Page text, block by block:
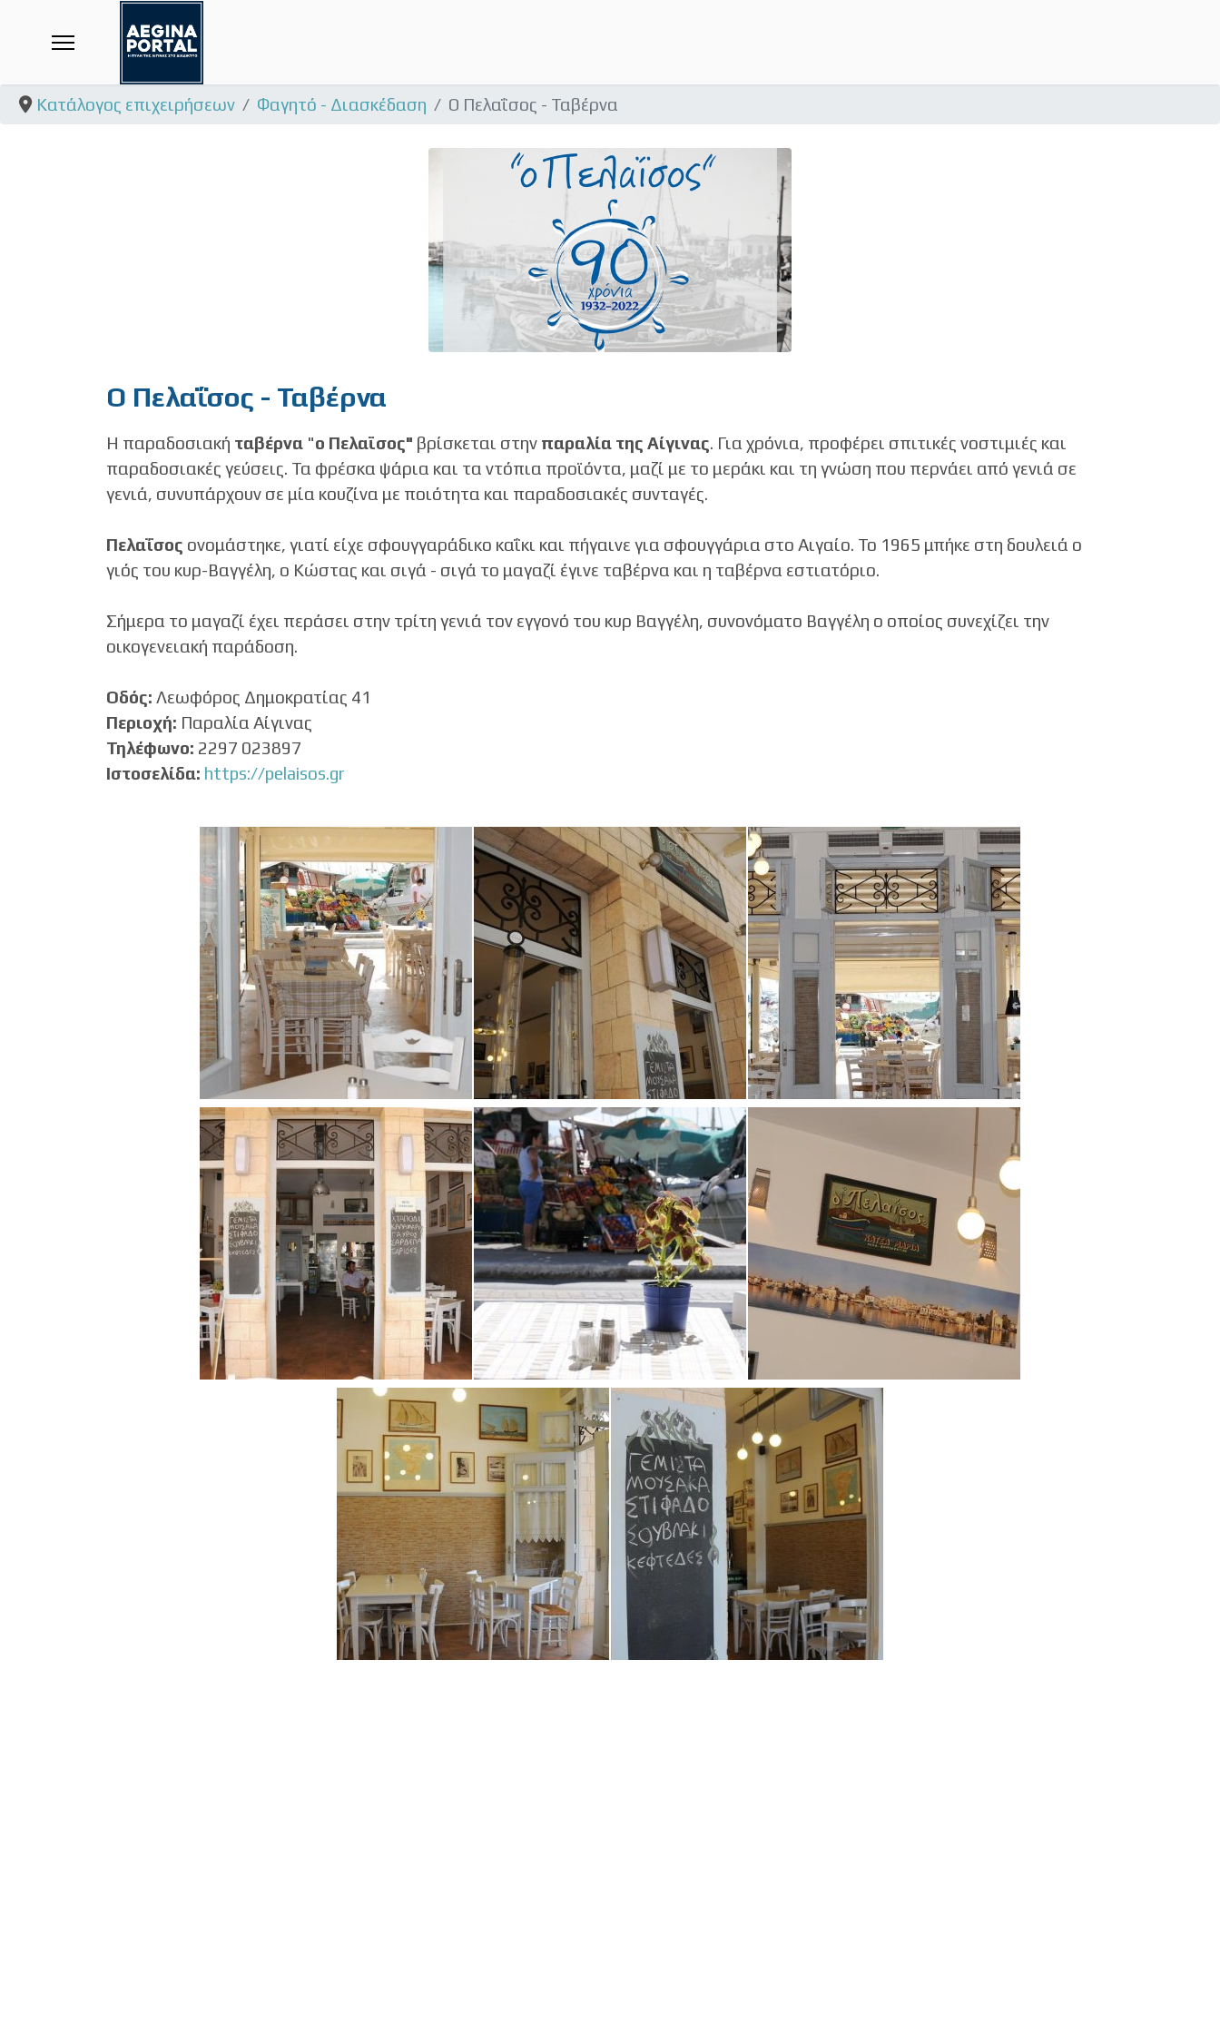
Κατάλογος επιχειρήσεων Φαγητό - Διασκέδαση Ο Πελαΐσος - Ταβέρνα
Ο Πελαΐσος - Ταβέρνα
Η παραδοσιακή ταβέρνα "ο Πελαϊσος" βρίσκεται στην παραλία της Αίγινας. Για χρόνια, προφέρει σπιτικές νοστιμιές και
παραδοσιακές γεύσεις. Τα φρέσκα ψάρια και τα ντόπια προϊόντα, μαζί με το μεράκι και τη γνώση που περνάει από γενιά σε
γενιά, συνυπάρχουν σε μία κουζίνα με ποιότητα και παραδοσιακές συνταγές.
Πελαΐσος ονομάστηκε, γιατί είχε σφουγγαράδικο καΐκι και πήγαινε για σφουγγάρια στο Αιγαίο. Το 1965 μπήκε στη δουλειά ο
γιός του κυρ-Βαγγέλη, ο Κώστας και σιγά - σιγά το μαγαζί έγινε ταβέρνα και η ταβέρνα εστιατόριο.
Σήμερα το μαγαζί έχει περάσει στην τρίτη γενιά τον εγγονό του κυρ Βαγγέλη, συνονόματο Βαγγέλη ο οποίος συνεχίζει την
οικογενειακή παράδοση.
Οδός: Λεωφόρος Δημοκρατίας 41
Περιοχή: Παραλία Αίγινας
Τηλέφωνο: 2297 023897
Ιστοσελίδα: https://pelaisos.gr